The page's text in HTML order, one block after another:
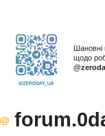
Шановні
щодо